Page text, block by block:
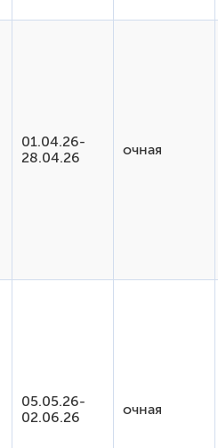
01.04.26-
28.04.26
очная
05.05.26-
02.06.26
очная